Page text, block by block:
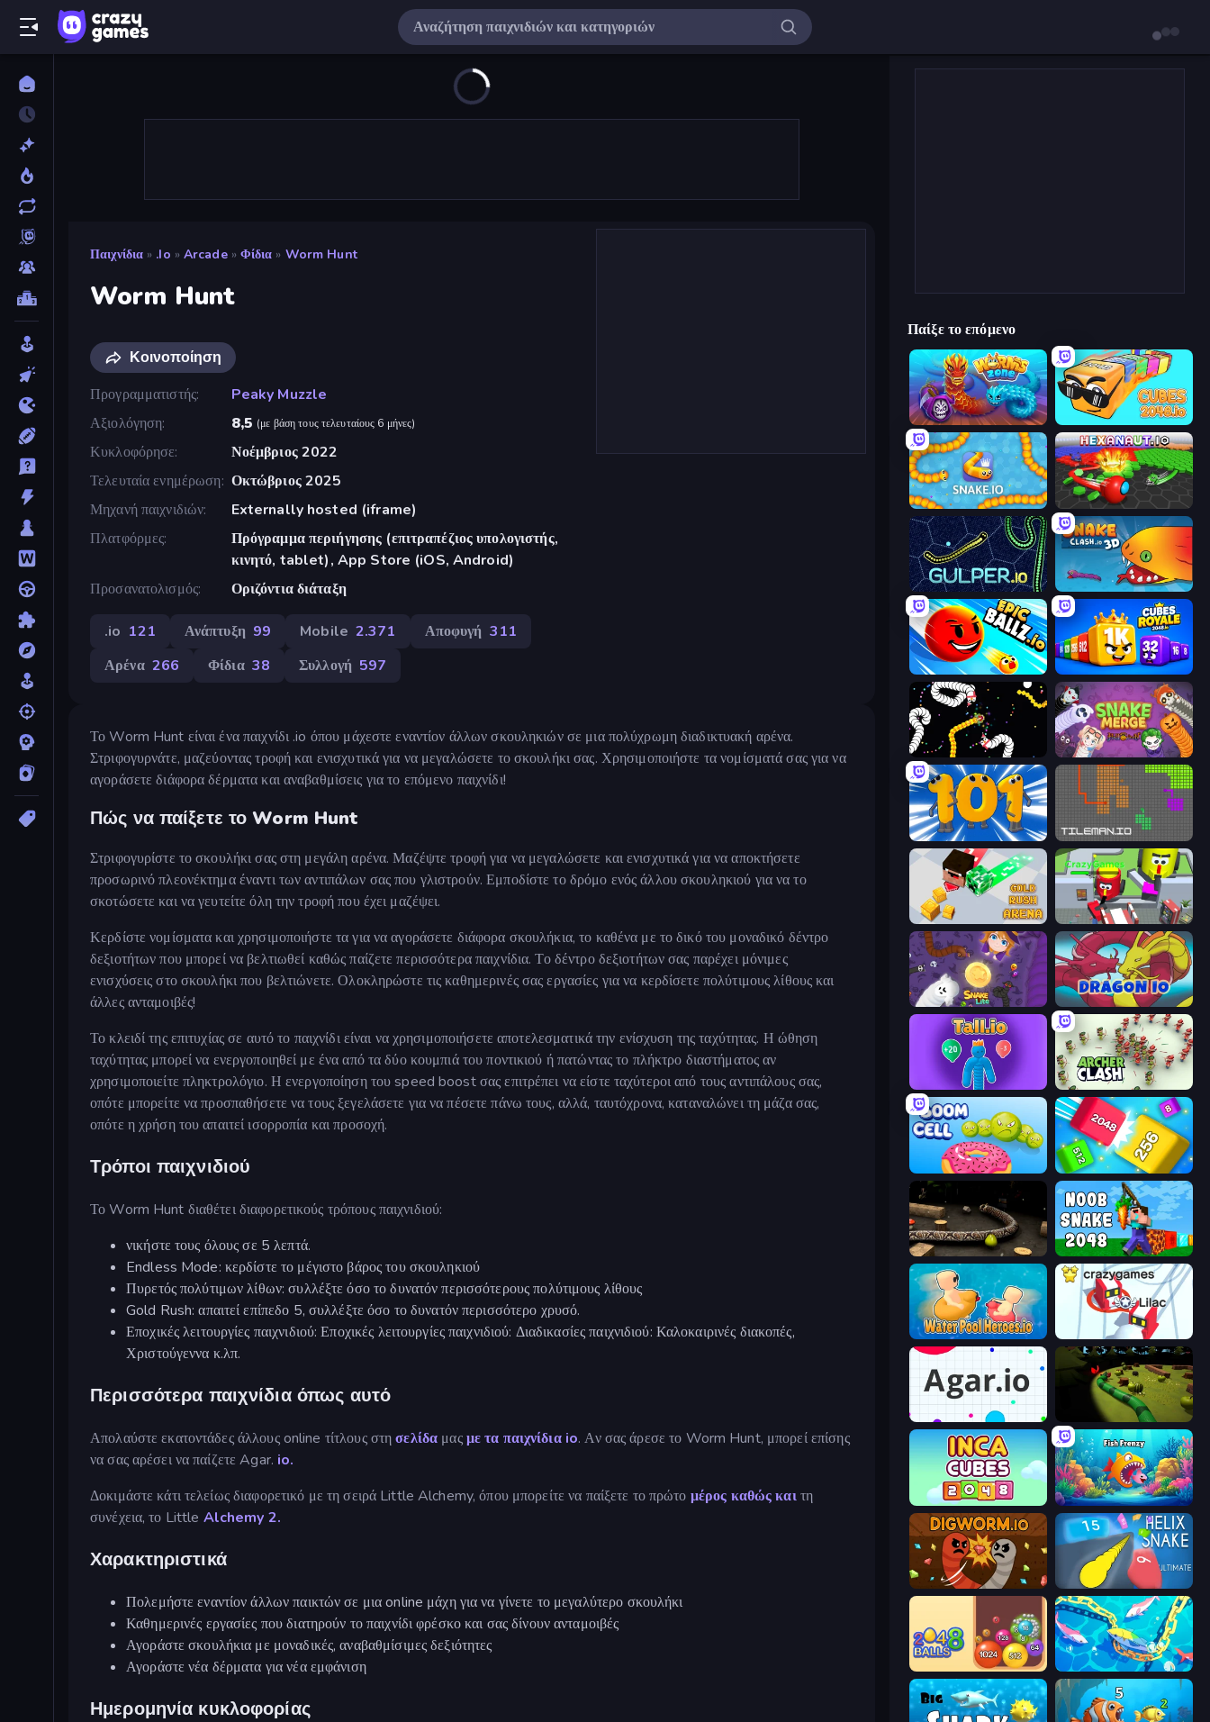
Παιχνίδια » .io » Arcade » Φίδια » Worm Hunt
Worm Hunt
Κοινοποίηση
Προγραμματιστής
Peaky Muzzle
Αξιολόγηση
8,5 (με βάση τους τελευταίους 6 μήνες)
Κυκλοφόρησε
Νοέμβριος 2022
Τελευταία ενημέρωση Οκτώβριος 2025
Μηχανή παιχνιδιών
Externally hosted (iframe)
Πλατφόρμες
Πρόγραμμα περιήγησης (επιτραπέζιος υπολογιστής,
κινητό, tablet), App Store (iOS, Android)
Προσανατολισμός
Οριζόντια διάταξη
.io 121 Ανάπτυξη 99 Mobile 2.371 Αποφυγή 311
Αρένα 266 Φίδια 38 Συλλογή 597
Το Worm Hunt είναι ένα παιχνίδι .io όπου μάχεστε εναντίον άλλων σκουληκιών σε μια πολύχρωμη διαδικτυακή αρένα.
Στριφογυρνάτε, μαζεύοντας τροφή και ενισχυτικά για να μεγαλώσετε το σκουλήκι σας. Χρησιμοποιήστε τα νομίσματά σας για να
αγοράσετε διάφορα δέρματα και αναβαθμίσεις για το επόμενο παιχνίδι!
Πώς να παίξετε το Worm Hunt
Στριφογυρίστε το σκουλήκι σας στη μεγάλη αρένα. Μαζέψτε τροφή για να μεγαλώσετε και ενισχυτικά για να αποκτήσετε
προσωρινό πλεονέκτημα έναντι των αντιπάλων σας που γλιστρούν. Εμποδίστε το δρόμο ενός άλλου σκουληκιού για να το
σκοτώσετε και να γευτείτε όλη την τροφή που έχει μαζέψει.
Κερδίστε νομίσματα και χρησιμοποιήστε τα για να αγοράσετε διάφορα σκουλήκια, το καθένα με το δικό του μοναδικό δέντρο
δεξιοτήτων που μπορεί να βελτιωθεί καθώς παίζετε περισσότερα παιχνίδια. Το δέντρο δεξιοτήτων σας παρέχει μόνιμες
ενισχύσεις στο σκουλήκι που βελτιώνετε. Ολοκληρώστε τις καθημερινές σας εργασίες για να κερδίσετε πολύτιμους λίθους και
άλλες ανταμοιβές!
Το κλειδί της επιτυχίας σε αυτό το παιχνίδι είναι να χρησιμοποιήσετε αποτελεσματικά την ενίσχυση της ταχύτητας. Η ώθηση
ταχύτητας μπορεί να ενεργοποιηθεί με ένα από τα δύο κουμπιά του ποντικιού ή πατώντας το πλήκτρο διαστήματος αν
χρησιμοποιείτε πληκτρολόγιο. Η ενεργοποίηση του speed boost σας επιτρέπει να είστε ταχύτεροι από τους αντιπάλους σας,
οπότε μπορείτε να προσπαθήσετε να τους ξεγελάσετε για να πέσετε πάνω τους, αλλά, ταυτόχρονα, καταναλώνει τη μάζα σας,
οπότε η χρήση του απαιτεί ισορροπία και προσοχή.
Τρόποι παιχνιδιού
Το Worm Hunt διαθέτει διαφορετικούς τρόπους παιχνιδιού:
νικήστε τους όλους σε 5 λεπτά.
Endless Mode: κερδίστε το μέγιστο βάρος του σκουληκιού
Πυρετός πολύτιμων λίθων: συλλέξτε όσο το δυνατόν περισσότερους πολύτιμους λίθους
Gold Rush: απαιτεί επίπεδο 5, συλλέξτε όσο το δυνατόν περισσότερο χρυσό.
Εποχικές λειτουργίες παιχνιδιού: Εποχικές λειτουργίες παιχνιδιού: Διαδικασίες παιχνιδιού: Καλοκαιρινές διακοπές,
Χριστούγεννα κ.λπ.
Περισσότερα παιχνίδια όπως αυτό
Απολαύστε εκατοντάδες άλλους online τίτλους στησελίδα μαςμε τα παιχνίδια io. Αν σας άρεσε το Worm Hunt, μπορεί επίσης
να σας αρέσει να παίζετε Agar. io.
Δοκιμάστε κάτι τελείως διαφορετικό με τη σειρά Little Alchemy, όπου μπορείτε να παίξετε το πρώτο μέρος καθώς καιτη
συνέχεια, το Little Alchemy 2.
Χαρακτηριστικά
Πολεμήστε εναντίον άλλων παικτών σε μια online μάχη για να γίνετε το μεγαλύτερο σκουλήκι
Καθημερινές εργασίες που διατηρούν το παιχνίδι φρέσκο και σας δίνουν ανταμοιβές
Αγοράστε σκουλήκια με μοναδικές, αναβαθμίσιμες δεξιότητες
Αγοράστε νέα δέρματα για νέα εμφάνιση
Ημερομηνία κυκλοφορίας
Παίξε το επόμενο
Worms.Zone Cubes 2048.io
Snake.io Hexanaut.io
Gulper.io Snake Clash.io
EpicBallz.io Cubes 2048 Royale
Worms.io Snake Merge: Idle & io Zone
Numbers Arena TileMan.io
Gold Rush Arena CleanUp.IO
Snake Lite Dragon.io
Tall.io Archer Clash
Boom Cell Qube 2048
Snake 3D Noob Snake 2048
Water Pool Heroes.io Snowball.io
Agar.io Axy Snake 3D
Inca Cubes 2048 Fish Frenzy
Digworm.io Helix Snake
Crazy 2048 Balls Deep Sea Duel